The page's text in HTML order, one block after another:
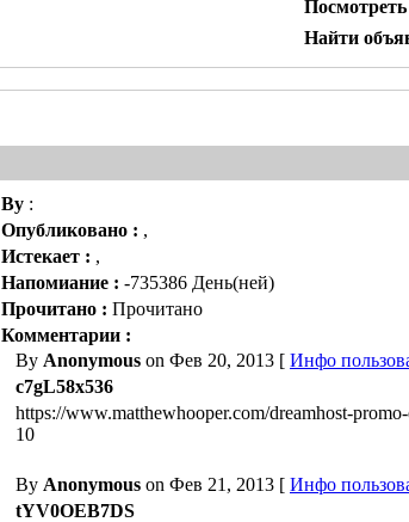
Найти
By :
Опубликовано : ,
Истекает : ,
Напомиание : -735386 День(ней)
Прочитано : Прочитано
Комментарии :
By Anonymous on Фев 20, 2013 [ Инфо
c7gL58x536
https://www.matthewhooper.com/dreamhost-
10
By Anonymous on Фев 21, 2013 [ Инфо
tYV0OEB7DS